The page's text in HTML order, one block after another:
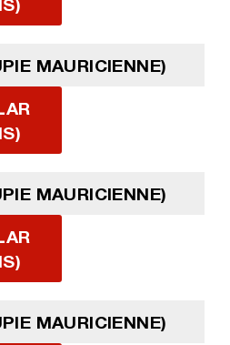
MAURICIENNE)
MAURICIENNE)
MAURICIENNE)